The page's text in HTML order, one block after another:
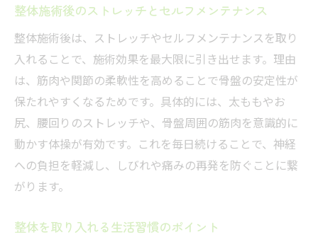
整体施術後のストレッチとセルフメンテナンス
整体施術後は、ストレッチやセルフメンテナンスを取り
入れることで、施術効果を最大限に引き出せます。理由
は、筋肉や関節の柔軟性を高めることで骨盤の安定性が
保たれやすくなるためです。具体的には、太ももやお
尻、腰回りのストレッチや、骨盤周囲の筋肉を意識的に
動かす体操が有効です。これを毎日続けることで、神経
への負担を軽減し、しびれや痛みの再発を防ぐことに繋
がります。
整体を取り入れる生活習慣のポイント